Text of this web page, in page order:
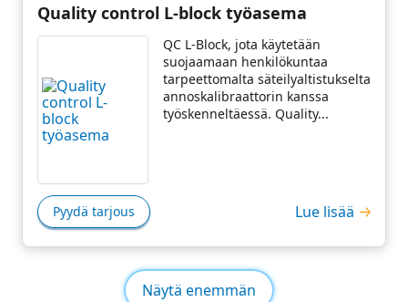
Quality control L-block työasema
QC L-Block, jota käytetään
suojaamaan henkilökuntaa
tarpeettomalta säteilyaltistukselta
annoskalibraattorin kanssa
työskenneltäessä. Quality...
Pyydä tarjous Lue lisää
Näytä enemmän